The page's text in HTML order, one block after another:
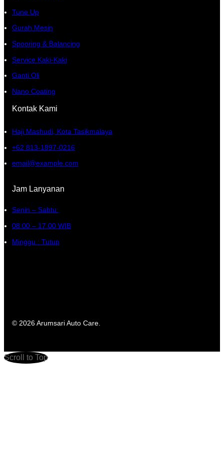
Tune Up
Gurah Mesin
Spooring & Balancing
Service Kaki-Kaki
Ganti Oli
Nano Coating
Kontak Kami
Haji Mashudi, Kota Tasikmalaya
+62 813-1897-0216
email@example.com
Jam Lanyanan
Senin – Sabtu:
08.00 – 17.00 WIB
Minggu : Tutup
© 2026 Arumsari Auto Care.
Scroll to Top